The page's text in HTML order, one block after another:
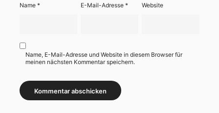
Name * E-Mail-Adresse* Website
Name, E-Mail-Adresse und Website in diesem Browser für
meinen nächsten Kommentar speichern.